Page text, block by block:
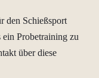
den Schießsport
ein Probetraining zu
über diese